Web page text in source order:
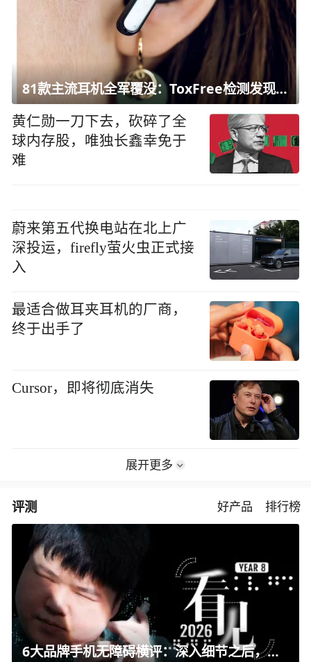
81款主流耳机全军覆没：ToxFree检测发现均含对人体有害化学物质
黄仁勋一刀下去，砍碎了全
球内存股，唯独长鑫幸免于
难
蔚来第五代换电站在北上广
深投运，firefly萤火虫正式接
入
最适合做耳夹耳机的厂商，
终于出手了
Cursor，即将彻底消失
展开更多
评测 好产品 排行榜
6大品牌手机无障碍横评：深入细节之后，似乎只有苹果能挺住？｜ 看见2026